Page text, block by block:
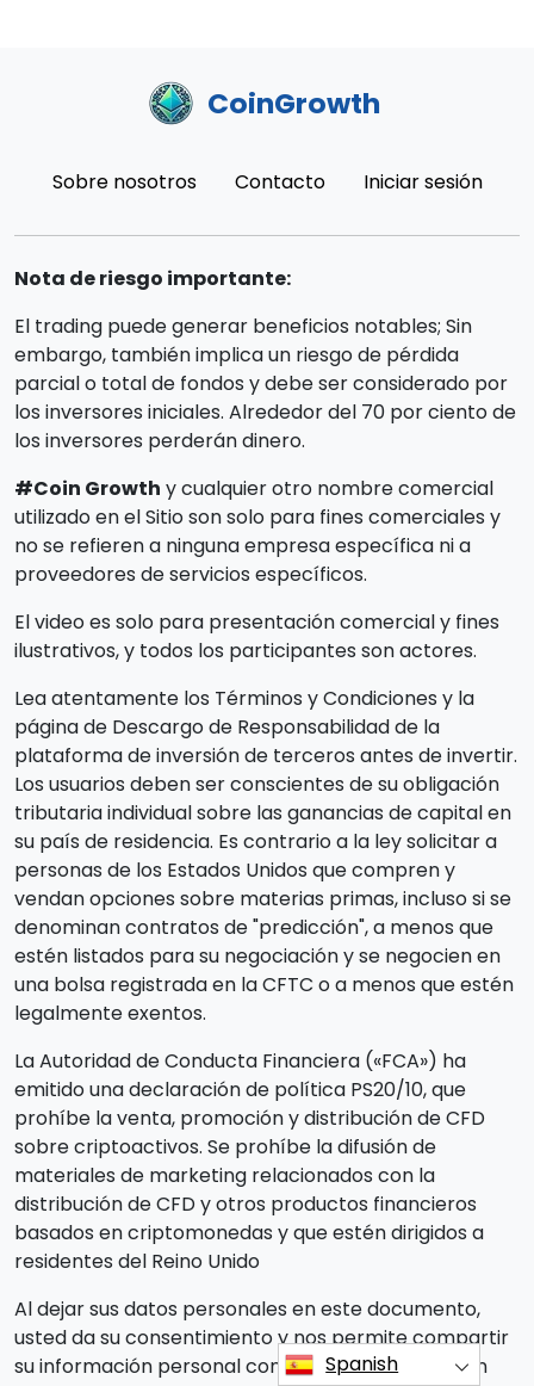
CoinGrowth
Sobre nosotros Contacto Iniciar sesión
Nota de riesgo importante:
El trading puede generar beneficios notables; Sin
embargo, también implica un riesgo de pérdida
parcial o total de fondos y debe ser considerado por
los inversores iniciales. Alrededor del 70 por ciento de
los inversores perderán dinero.
#Coin Growth y cualquier otro nombre comercial
utilizado en el Sitio son solo para fines comerciales y
no se refieren a ninguna empresa específica ni a
proveedores de servicios específicos.
El video es solo para presentación comercial y fines
ilustrativos, y todos los participantes son actores.
Lea atentamente los Términos y Condiciones y la
página de Descargo de Responsabilidad de la
plataforma de inversión de terceros antes de invertir.
Los usuarios deben ser conscientes de su obligación
tributaria individual sobre las ganancias de capital en
su país de residencia. Es contrario a la ley solicitar a
personas de los Estados Unidos que compren y
vendan opciones sobre materias primas, incluso si se
denominan contratos de "predicción", a menos que
estén listados para su negociación y se negocien en
una bolsa registrada en la CFTC o a menos que estén
legalmente exentos.
La Autoridad de Conducta Financiera («FCA») ha
emitido una declaración de política PS20/10, que
prohíbe la venta, promoción y distribución de CFD
sobre criptoactivos. Se prohíbe la difusión de
materiales de marketing relacionados con la
distribución de CFD y otros productos financieros
basados en criptomonedas y que estén dirigidos a
residentes del Reino Unido
Al dejar sus datos personales en este documento,
usted da su consentimiento y nos permite compartir
su información personal con terceros que prestan
Spanish